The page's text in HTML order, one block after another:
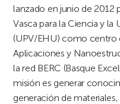
lanzado en junio de 2012
Vasca para la Ciencia y la
(UPV/EHU) como centro
Aplicaciones y
la red BERC (Basque
misión es generar
generación de